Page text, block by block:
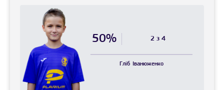
50% 2 з 4
Гліб Іванюженко